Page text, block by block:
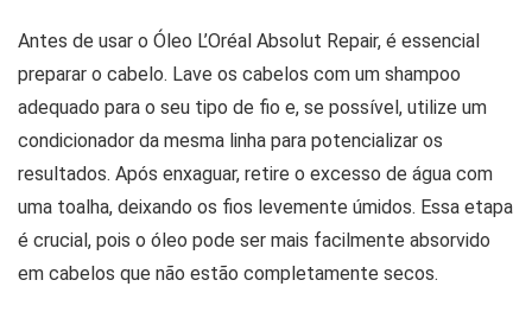
Antes de usar o Óleo L’Oréal Absolut Repair, é essencial
preparar o cabelo. Lave os cabelos com um shampoo
adequado para o seu tipo de fio e, se possível, utilize um
condicionador da mesma linha para potencializar os
resultados. Após enxaguar, retire o excesso de água com
uma toalha, deixando os fios levemente úmidos. Essa etapa
é crucial, pois o óleo pode ser mais facilmente absorvido
em cabelos que não estão completamente secos.